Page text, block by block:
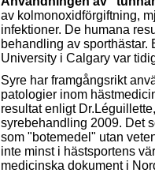
av kolmonoxidförgiftning,
infektioner. De humana
behandling av sporthästar.
University i Calgary var
Syre har framgångsrikt
patologier inom
resultat enligt
syrebehandling 2009. Det
som "botemedel" utan
inte minst i hästsportens
medicinska dokument i